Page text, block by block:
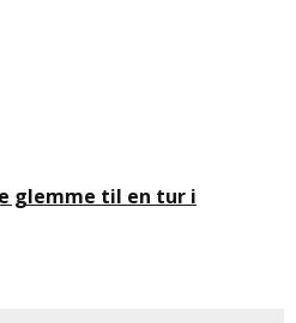
glemme til en tur i